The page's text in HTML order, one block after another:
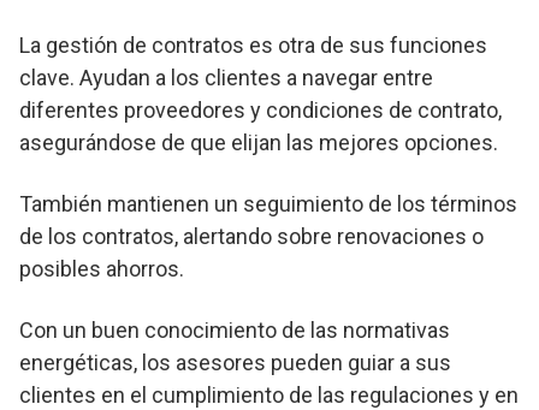
La gestión de contratos es otra de sus funciones
clave. Ayudan a los clientes a navegar entre
diferentes proveedores y condiciones de contrato,
asegurándose de que elijan las mejores opciones.
También mantienen un seguimiento de los términos
de los contratos, alertando sobre renovaciones o
posibles ahorros.
Con un buen conocimiento de las normativas
energéticas, los asesores pueden guiar a sus
clientes en el cumplimiento de las regulaciones y en